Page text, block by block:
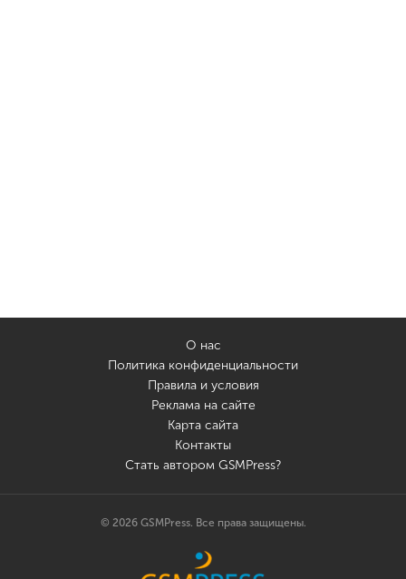
О нас
Политика конфиденциальности
Правила и условия
Реклама на сайте
Карта сайта
Контакты
Стать автором GSMPress?
© 2026 GSMPress. Все права защищены.